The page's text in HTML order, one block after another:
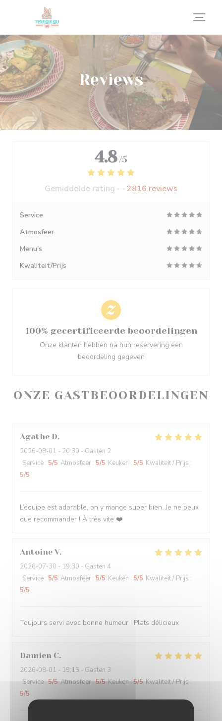
Cookies beheer paneel
Reviews
ONZE GASTBEOORDELINGEN
Agathe D
2026-08-01 - 20:30 - Gasten 2
Service : 5/5 Atmosfeer : 5/5 Keuken : 5/5 Kwaliteit / Prijs :
5/5
L’équipe est adorable, on y mange super bien. Je ne peux
que recommander ! À très vite ❤️
Antoine V
2026-07-30 - 19:30 - Gasten 4
Service : 5/5 Atmosfeer : 5/5 Keuken : 5/5 Kwaliteit / Prijs :
5/5
Toujours servi avec bonne humeur ! Plats délicieux
Damien C
2026-08-01 - 19:15 - Gasten 3
Service:5/5 Atmosfeer:5/5 Keuken:5/5 Kwaliteit / Prijs :
5/5
4.8 /5
Gemiddelde rating —2816 reviews
Service
Atmosfeer
Menu's
Kwaliteit/Prijs
100% gecertificeerde beoordelingen
Onze klanten hebben na hun reservering een
beoordeling gegeven